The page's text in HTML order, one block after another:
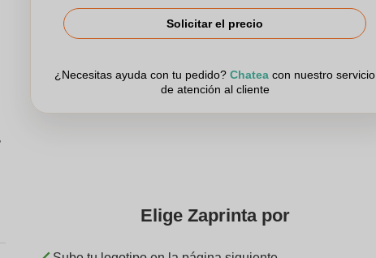
Solicitar el precio
¿Necesitas ayuda con tu pedido? Chatea con nuestro servicio
de atención al cliente
Elige Zaprinta por